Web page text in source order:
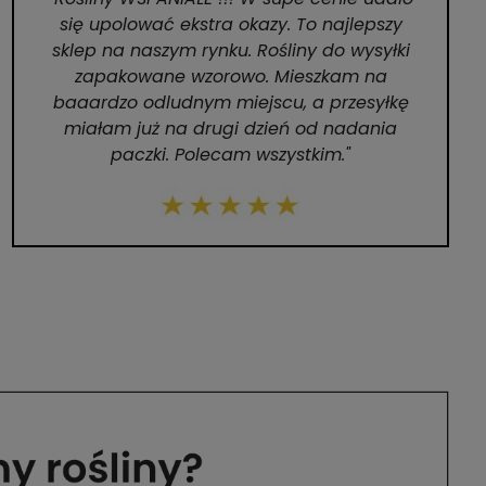
się upolować ekstra okazy. To najlepszy
sklep na naszym rynku. Rośliny do wysyłki
zapakowane wzorowo. Mieszkam na
baaardzo odludnym miejscu, a przesyłkę
miałam już na drugi dzień od nadania
paczki. Polecam wszystkim."